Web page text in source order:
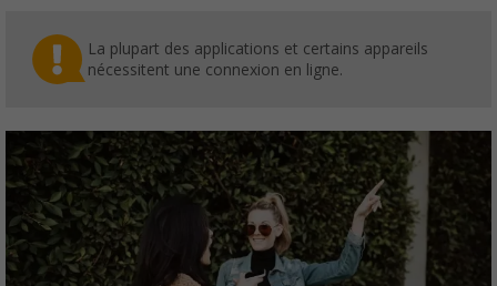
La plupart des applications et certains appareils
nécessitent une connexion en ligne.